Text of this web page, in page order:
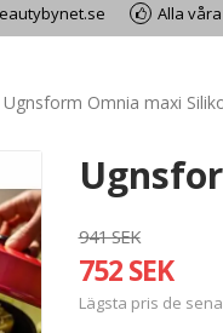
Alla
Ugnsform Omnia maxi
941 SEK
752 SEK
Lägsta pris de